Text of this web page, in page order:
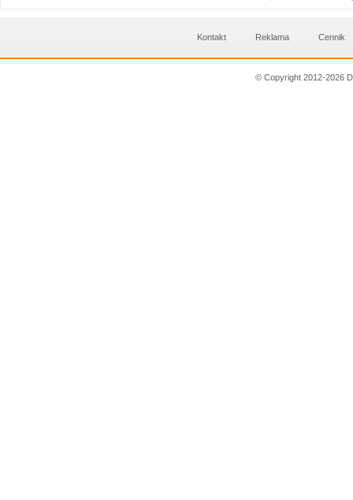
Kontakt Reklama Cennik
© Copyright 2012-2026